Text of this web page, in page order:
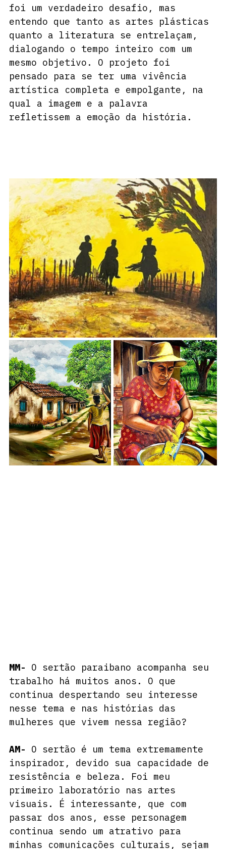
foi um verdadeiro desafio, mas
entendo que tanto as artes plásticas
quanto a literatura se entrelaçam,
dialogando o tempo inteiro com um
mesmo objetivo. O projeto foi
pensado para se ter uma vivência
artística completa e empolgante, na
qual a imagem e a palavra
refletissem a emoção da história.
MM- O sertão paraibano acompanha seu
trabalho há muitos anos. O que
continua despertando seu interesse
nesse tema e nas histórias das
mulheres que vivem nessa região?
AM- O sertão é um tema extremamente
inspirador, devido sua capacidade de
resistência e beleza. Foi meu
primeiro laboratório nas artes
visuais. É interessante, que com
passar dos anos, esse personagem
continua sendo um atrativo para
minhas comunicações culturais, sejam